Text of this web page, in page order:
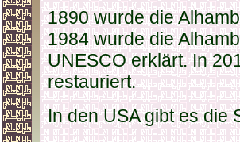
1890 wurde die
1984 wurde die
UNESCO erklärt. In
restauriert.
In den USA gibt es die